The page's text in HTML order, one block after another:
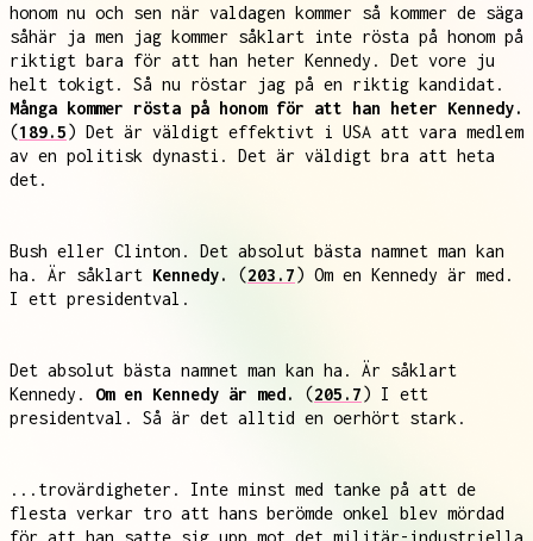
honom nu och sen när valdagen kommer så kommer de säga
såhär ja men jag kommer såklart inte rösta på honom på
riktigt bara för att han heter Kennedy. Det vore ju
helt tokigt. Så nu röstar jag på en riktig kandidat.
Många kommer rösta på honom för att han heter Kennedy.
(189.5) Det är väldigt effektivt i USA att vara medlem
av en politisk dynasti. Det är väldigt bra att heta
det.
Bush eller Clinton. Det absolut bästa namnet man kan
ha. Är såklart Kennedy. (203.7) Om en Kennedy är med.
I ett presidentval.
Det absolut bästa namnet man kan ha. Är såklart
Kennedy. Om en Kennedy är med. (205.7) I ett
presidentval. Så är det alltid en oerhört stark.
...trovärdigheter. Inte minst med tanke på att de
flesta verkar tro att hans berömde onkel blev mördad
för att han satte sig upp mot det militär-industriella